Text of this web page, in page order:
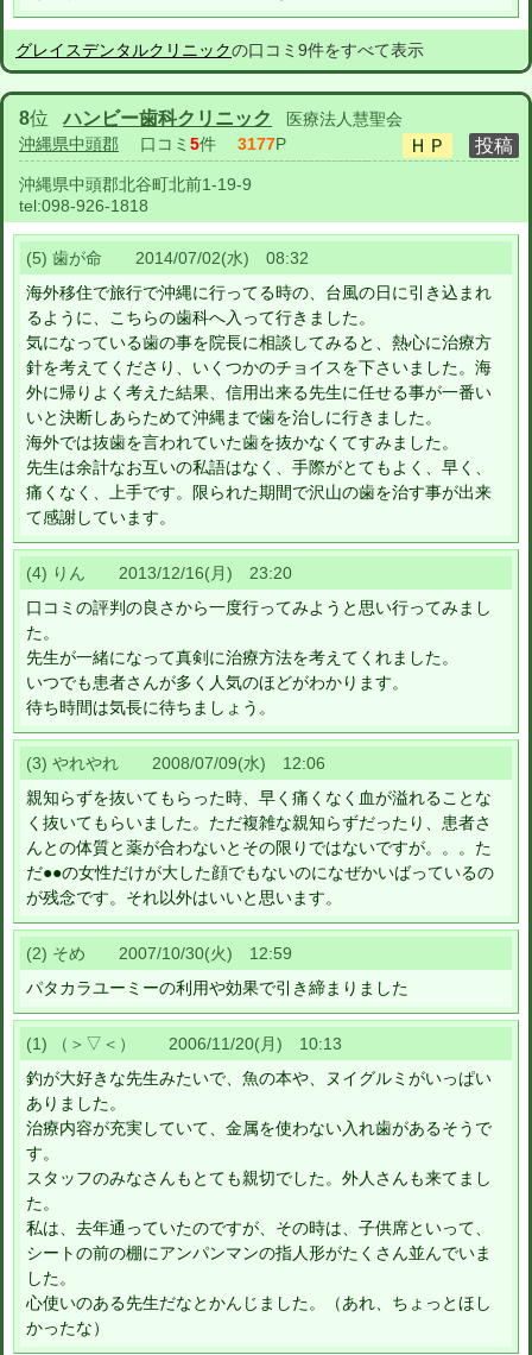
グレイスデンタルクリニックの口コミ9件をすべて表示
8位ハンビー歯科クリニック
医療法人慧聖会
沖縄県中頭郡 口コミ 5件 3177P
沖縄県中頭郡北谷町北前1-19-9
tel:098-926-1818
(5) 歯が命 2014/07/02(水) 08:32
海外移住で旅行で沖縄に行ってる時の、台風の日に引き込まれ
るように、こちらの歯科へ入って行きました。
気になっている歯の事を院長に相談してみると、熱心に治療方
針を考えてくださり、いくつかのチョイスを下さいました。海
外に帰りよく考えた結果、信用出来る先生に任せる事が一番い
いと決断しあらためて沖縄まで歯を治しに行きました。
海外では抜歯を言われていた歯を抜かなくてすみました。
先生は余計なお互いの私語はなく、手際がとてもよく、早く、
痛くなく、上手です。限られた期間で沢山の歯を治す事が出来
て感謝しています。
(4) りん 2013/12/16(月) 23:20
口コミの評判の良さから一度行ってみようと思い行ってみまし
た。
先生が一緒になって真剣に治療方法を考えてくれました。
いつでも患者さんが多く人気のほどがわかります。
待ち時間は気長に待ちましょう。
(3) やれやれ 2008/07/09(水) 12:06
親知らずを抜いてもらった時、早く痛くなく血が溢れることな
く抜いてもらいました。ただ複雑な親知らずだったり、患者さ
んとの体質と薬が合わないとその限りではないですが。。。た
だ●●の女性だけが大した顔でもないのになぜかいばっているの
が残念です。それ以外はいいと思います。
(2) そめ 2007/10/30(火) 12:59
パタカラユーミーの利用や効果で引き締まりました
(1) （＞▽＜） 2006/11/20(月) 10:13
釣が大好きな先生みたいで、魚の本や、ヌイグルミがいっぱい
ありました。
治療内容が充実していて、金属を使わない入れ歯があるそうで
す。
スタッフのみなさんもとても親切でした。外人さんも来てまし
た。
私は、去年通っていたのですが、その時は、子供席といって、
シートの前の棚にアンパンマンの指人形がたくさん並んでいま
した。
心使いのある先生だなとかんじました。（あれ、ちょっとほし
かったな）